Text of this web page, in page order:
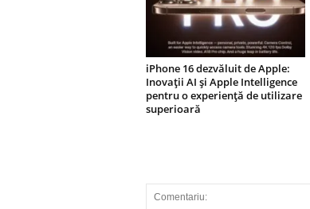
iPhone 16 dezvăluit de Apple:
Inovații AI și Apple Intelligence
pentru o experiență de utilizare
superioară